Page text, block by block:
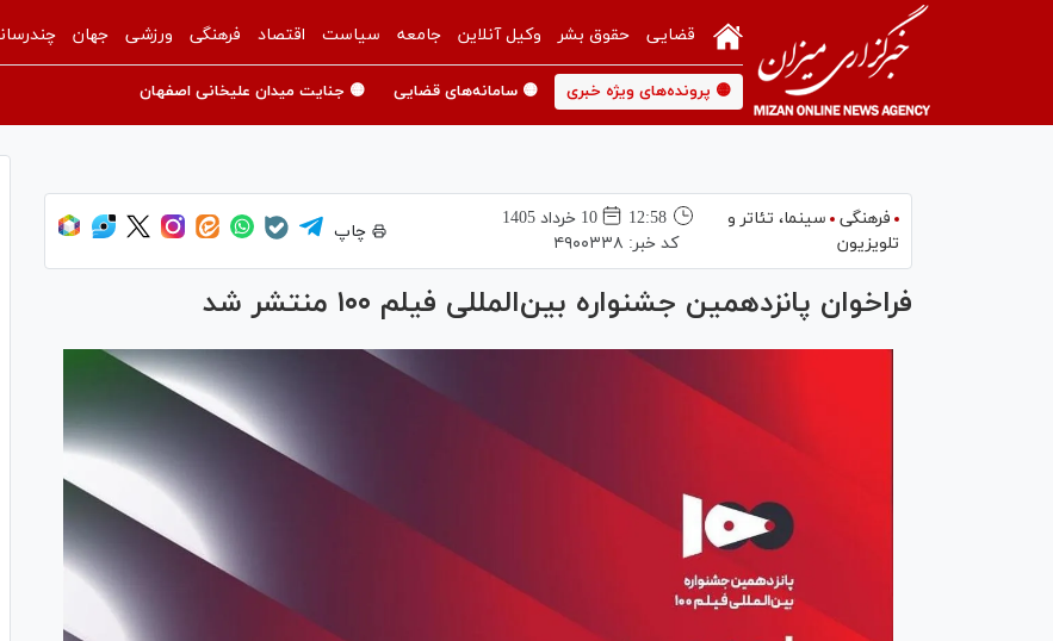
قضایی حقوق بشر وکیل آنلاین جامعه سیاست اقتصاد فرهنگی ورزشی جهان
🟡 پرونده‌های ویژه خبری 🟡 سامانه‌های قضایی 🟡 جنایت میدان علیخانی اصفهان
فرهنگی
سینما،‌ تئاتر و
تلویزیون
12:58
10 خرداد 1405
کد خبر: ۴۹۰۰۳۳۸
چاپ
فراخوان پانزدهمین جشنواره بین‌المللی فیلم ۱۰۰ منتشر شد